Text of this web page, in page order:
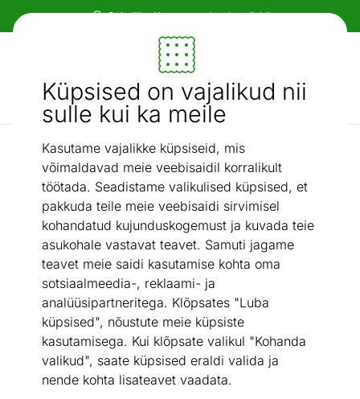
Küpsised on vajalikud nii
sulle kui ka meile
Kasutame vajalikke küpsiseid, mis
võimaldavad meie veebisaidil korralikult
töötada. Seadistame valikulised küpsised, et
pakkuda teile meie veebisaidi sirvimisel
kohandatud kujunduskogemust ja kuvada teie
asukohale vastavat teavet. Samuti jagame
teavet meie saidi kasutamise kohta oma
sotsiaalmeedia-, reklaami- ja
analüüsipartneritega. Klõpsates "Luba
küpsised", nõustute meie küpsiste
kasutamisega. Kui klõpsate valikul "Kohanda
valikud", saate küpsised eraldi valida ja
nende kohta lisateavet vaadata.
Paindlikud ja mugavad makseviisid!
Mööbel ja sisustus - ON24
Otsi...
AI otsing
Kontinentaalvoodid
/ Pesukastiga kontinentaalvoodi Sandy 90x200 cm